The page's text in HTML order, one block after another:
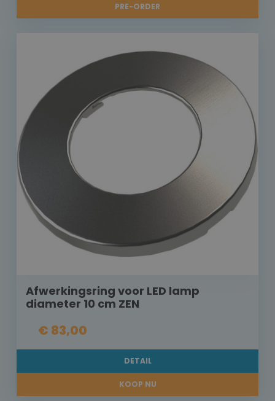
PRE-ORDER
Afwerkingsring voor LED lamp
diameter 10 cm ZEN
€ 83,00
DETAIL
KOOP NU